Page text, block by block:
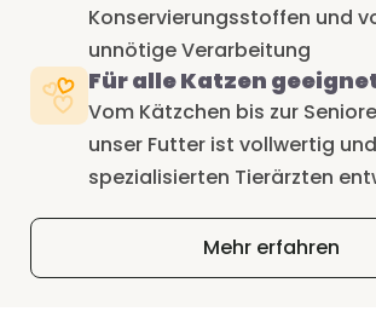
Konservierungsstoffen und
unnötige Verarbeitung
Für alle Katzen
Vom Kätzchen bis zur
unser Futter ist vollwertig
spezialisierten Tierärzten
Mehr erfahren